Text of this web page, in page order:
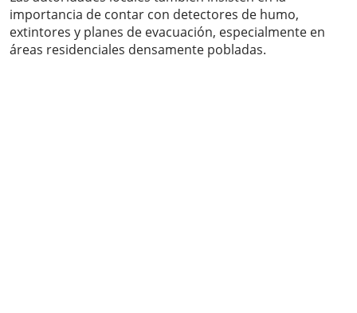
importancia de contar con detectores de humo,
extintores y planes de evacuación, especialmente en
áreas residenciales densamente pobladas.